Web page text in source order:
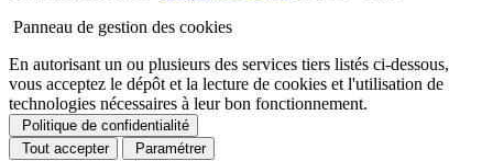
Panneau de gestion des cookies
En autorisant un ou plusieurs des services tiers listés ci-dessous,
vous acceptez le dépôt et la lecture de cookies et l'utilisation de
technologies nécessaires à leur bon fonctionnement.
Politique de confidentialité
Tout accepter
Paramétrer